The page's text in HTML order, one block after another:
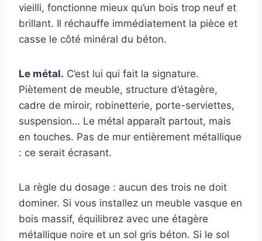
vieilli, fonctionne mieux qu’un bois trop neuf et
brillant. Il réchauffe immédiatement la pièce et
casse le côté minéral du béton.
Le métal. C’est lui qui fait la signature.
Piètement de meuble, structure d’étagère,
cadre de miroir, robinetterie, porte-serviettes,
suspension… Le métal apparaît partout, mais
en touches. Pas de mur entièrement métallique
: ce serait écrasant.
La règle du dosage : aucun des trois ne doit
dominer. Si vous installez un meuble vasque en
bois massif, équilibrez avec une étagère
métallique noire et un sol gris béton. Si le sol